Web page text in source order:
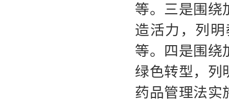
等。三是围绕
造活力，列
等。四是围绕
绿色转型，列
药品管理法实